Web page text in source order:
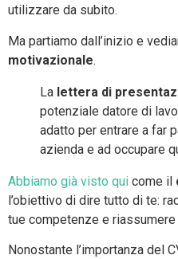
utilizzare da subito.
Ma partiamo dall’inizio e
motivazionale.
La lettera di
potenziale datore di
adatto per entrare a far
azienda e ad occupare
Abbiamo già visto qui come il
l’obiettivo di dire tutto di te:
tue competenze e
Nonostante l’importanza del